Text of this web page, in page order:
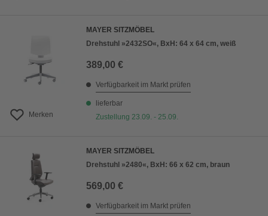
Merken
MAYER SITZMÖBEL
Drehstuhl »2432SO«, BxH: 64 x 64 cm, weiß
389,00 €
Verfügbarkeit im Markt prüfen
lieferbar
Zustellung 23.09. - 25.09.
MAYER SITZMÖBEL
Drehstuhl »2480«, BxH: 66 x 62 cm, braun
569,00 €
Verfügbarkeit im Markt prüfen